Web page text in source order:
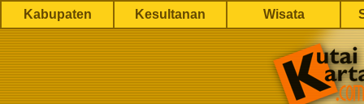
Kabupaten Kesultanan Wisata